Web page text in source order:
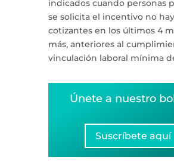
indicados cuando personas
se solicita el incentivo no
cotizantes en los últimos 4
más, anteriores al
vinculación laboral mínima
Únete a nuestro
Suscríbete aquí